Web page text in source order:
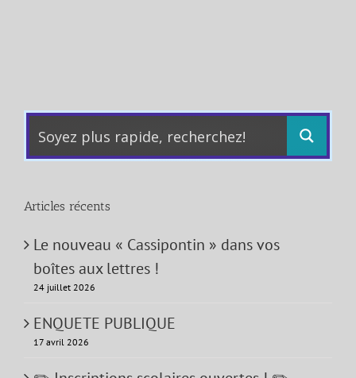
Articles récents
Le nouveau « Cassipontin » dans vos
boîtes aux lettres !
24 juillet 2026
ENQUETE PUBLIQUE
17 avril 2026